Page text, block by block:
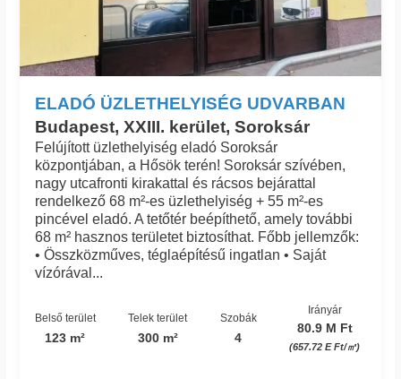
ELADÓ ÜZLETHELYISÉG UDVARBAN
Budapest, XXIII. kerület, Soroksár
Felújított üzlethelyiség eladó Soroksár
központjában, a Hősök terén! Soroksár szívében,
nagy utcafronti kirakattal és rácsos bejárattal
rendelkező 68 m²-es üzlethelyiség + 55 m²-es
pincével eladó. A tetőtér beépíthető, amely további
68 m² hasznos területet biztosíthat. Főbb jellemzők:
• Összközműves, téglaépítésű ingatlan • Saját
vízórával...
Belső terület
123 m²
Telek terület
300 m²
Szobák
4
Irányár
80.9 M Ft
(657.72 E Ft/㎡)